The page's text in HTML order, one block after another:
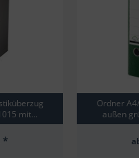
mit...
*
Ordner
außen